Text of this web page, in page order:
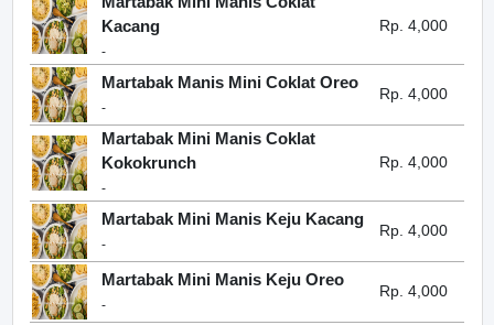
Kacang
-
Rp. 4,000
Martabak Manis Mini Coklat Oreo
-
Rp. 4,000
Martabak Mini Manis Coklat
Kokokrunch
-
Rp. 4,000
Martabak Mini Manis Keju Kacang
-
Rp. 4,000
Martabak Mini Manis Keju Oreo
-
Rp. 4,000